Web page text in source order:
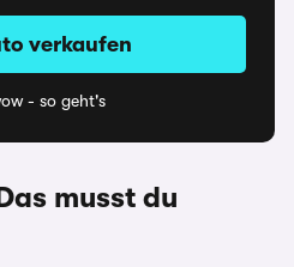
verkaufen
- so geht's
musst du